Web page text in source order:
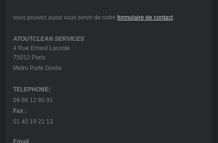
vous pouvez aussi vous servir de notre formulaire de contact.
ATOUTCLEAN SERVICES
4 Rue Ernest Lacoste
75012 Paris
Metro Porte Dorée
TELEPHONE:
09 66 12 85 91
Fax :
01 40 19 21 13
Email